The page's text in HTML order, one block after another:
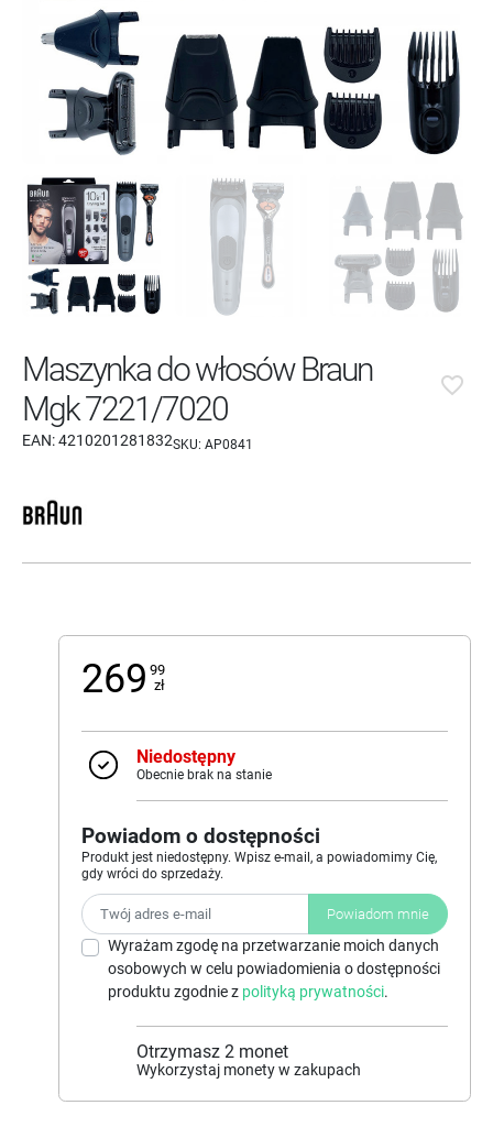
Maszynka do włosów Braun
Mgk 7221/7020
EAN:4210201281832SKU: AP0841
favorite_border
269 99
zł
Niedostępny
Obecnie brak na stanie
Powiadom o dostępności
Produkt jest niedostępny. Wpisz e-mail, a powiadomimy Cię,
gdy wróci do sprzedaży.
Powiadom mnie
Wyrażam zgodę na przetwarzanie moich danych
osobowych w celu powiadomienia o dostępności
produktu zgodnie z polityką prywatności.
Otrzymasz 2 monet
Wykorzystaj monety w zakupach